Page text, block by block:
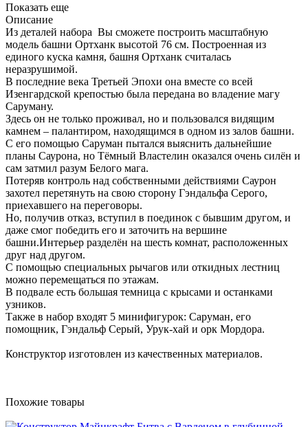
Показать еще
Описание
Из деталей набора Вы сможете построить масштабную
модель башни Ортханк высотой 76 см. Построенная из
единого куска камня, башня Ортханк считалась
неразрушимой.
В последние века Третьей Эпохи она вместе со всей
Изенгардской крепостью была передана во владение магу
Саруману.
Здесь он не только проживал, но и пользовался видящим
камнем – палантиром, находящимся в одном из залов башни.
С его помощью Саруман пытался выяснить дальнейшие
планы Саурона, но Тёмный Властелин оказался очень силён и
сам затмил разум Белого мага.
Потеряв контроль над собственными действиями Саурон
захотел перетянуть на свою сторону Гэндальфа Серого,
приехавшего на переговоры.
Но, получив отказ, вступил в поединок с бывшим другом, и
даже смог победить его и заточить на вершине
башни.Интерьер разделён на шесть комнат, расположенных
друг над другом.
С помощью специальных рычагов или откидных лестниц
можно перемещаться по этажам.
В подвале есть большая темница с крысами и останками
узников.
Также в набор входят 5 минифигурок: Саруман, его
помощник, Гэндальф Серый, Урук-хай и орк Мордора.
Конструктор изготовлен из качественных материалов.
Похожие товары